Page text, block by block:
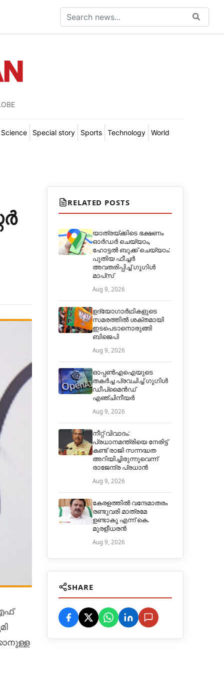
Science Special story Sports Technology World
RELATED POSTS
യാത്രയ്ക്കിടെ ഭക്ഷണം
ഓർഡർ ചെയ്യാം,
ഹോട്ടൽ ബുക്ക് ചെയ്യാം:
പുതിയ ഫീച്ചർ
അവതരിപ്പിച്ച് ഗൂഗിൾ
മാപ്‌സ്
Aug 9, 2026
ഉദ്യോഗാർഥികളുടെ
സമരത്തിൽ ശക്തമായി
ഇടപെടാനൊരുങ്ങി
ബിജെപി
Aug 9, 2026
ഓപ്പൺഎഐയുടെ
തകർച്ച പ്രവചിച്ച് ഗൂഗിൾ
ഡീപ്മൈൻഡ്
എഞ്ചിനീയർ
Aug 9, 2026
നീറ്റ് വിവാദം:
പ്രധാനമന്ത്രിയെ നേരിട്ട്
കണ്ട് രാജി സന്നദ്ധത
അറിയിച്ചിരുന്നുവെന്ന്
രാജേന്ദ്ര പ്രധാൻ
Aug 9, 2026
കേരളത്തിൽ വന്ദേമാതരം
രണ്ടുവരി മാത്രമേ
ഉണ്ടാകൂ എന്ന് കെ.
മുരളീധരൻ
Aug 9, 2026
SHARE